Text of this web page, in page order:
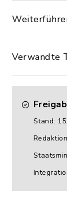
Verwandte
Stand: